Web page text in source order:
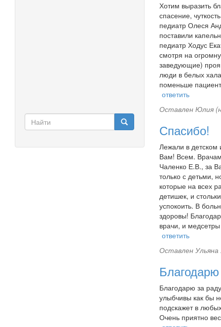
Форма
поиска
Хотим выразить
спасение,
педиатр Олеся
поставили
педиатр Ходус
смотря на
заведующие)
люди в белых
поменьше
ответить
Оставлен Юлия
Спасибо!
Лежали в
Вам! Всем.
Чаленко Е.В., за
только с детьми,
которые на всех
детишек, и
успокоить. В
здоровы!
врачи, и
ответить
Оставлен Ульяна
Благодарю за
улыбчивы как бы
подскажет в
Очень приятно